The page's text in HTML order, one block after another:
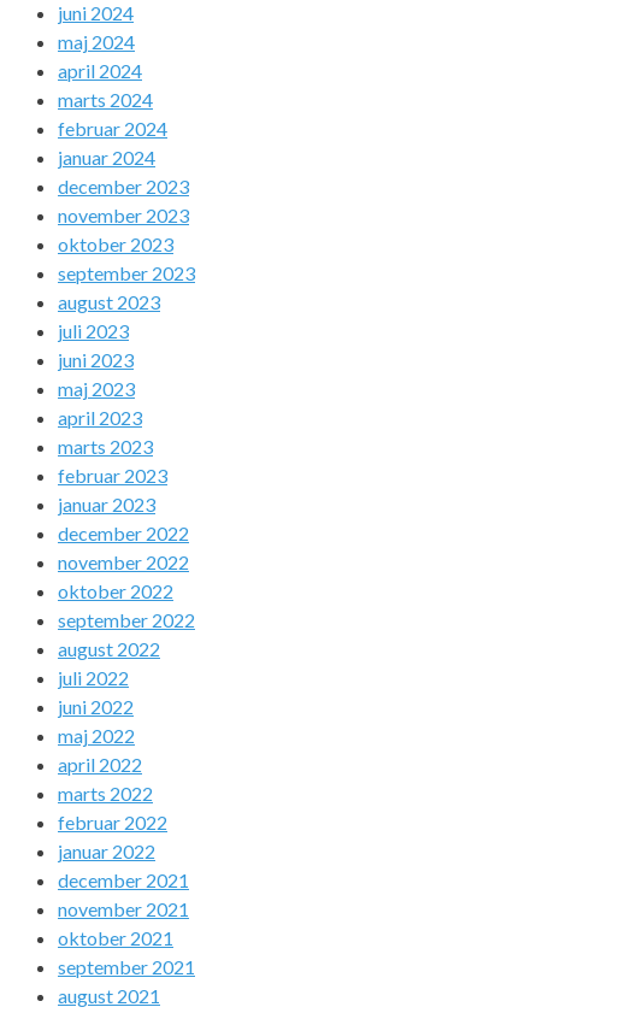
juni 2024
maj 2024
april 2024
marts 2024
februar 2024
januar 2024
december 2023
november 2023
oktober 2023
september 2023
august 2023
juli 2023
juni 2023
maj 2023
april 2023
marts 2023
februar 2023
januar 2023
december 2022
november 2022
oktober 2022
september 2022
august 2022
juli 2022
juni 2022
maj 2022
april 2022
marts 2022
februar 2022
januar 2022
december 2021
november 2021
oktober 2021
september 2021
august 2021